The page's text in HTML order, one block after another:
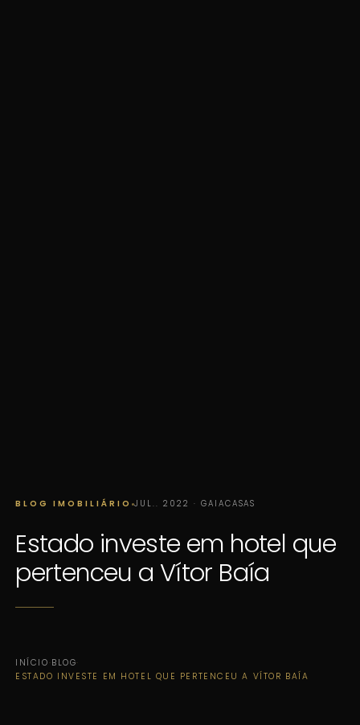
BLOG IMOBILIÁRIO JUL.. 2022 · GAIACASAS
Estado investe em hotel que
pertenceu a Vítor Baía
INÍCIO·BLOG·
ESTADO INVESTE EM HOTEL QUE PERTENCEU A VÍTOR BAÍA